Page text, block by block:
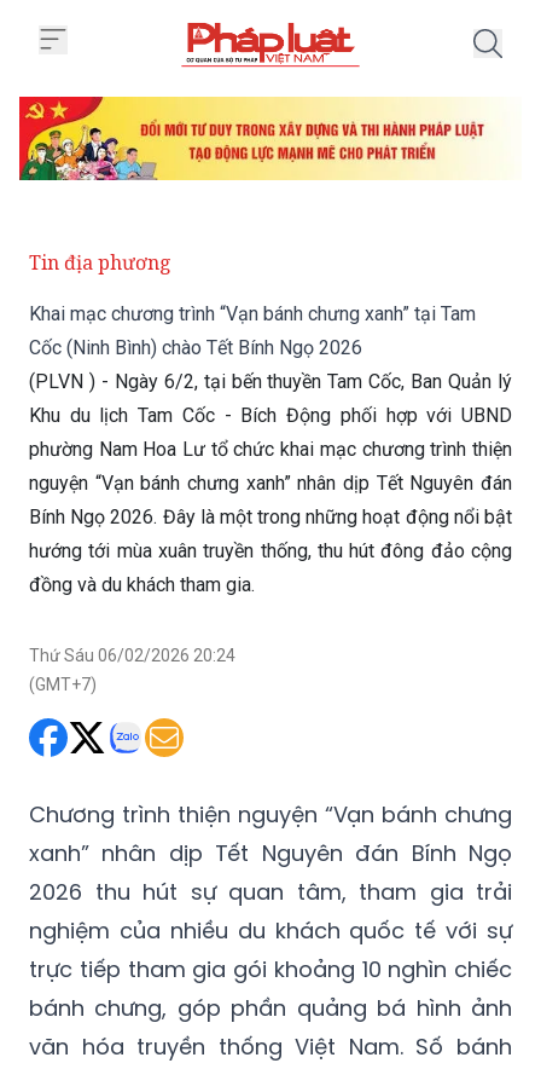
Tin địa phương
Khai mạc chương trình “Vạn bánh chưng xanh” tại Tam
Cốc (Ninh Bình) chào Tết Bính Ngọ 2026
(PLVN ) - Ngày 6/2, tại bến thuyền Tam Cốc, Ban Quản lý
Khu du lịch Tam Cốc - Bích Động phối hợp với UBND
phường Nam Hoa Lư tổ chức khai mạc chương trình thiện
nguyện “Vạn bánh chưng xanh” nhân dịp Tết Nguyên đán
Bính Ngọ 2026. Đây là một trong những hoạt động nổi bật
hướng tới mùa xuân truyền thống, thu hút đông đảo cộng
đồng và du khách tham gia.
Thứ Sáu 06/02/2026 20:24
(GMT+7)
Chương trình thiện nguyện “Vạn bánh chưng
xanh” nhân dịp Tết Nguyên đán Bính Ngọ
2026 thu hút sự quan tâm, tham gia trải
nghiệm của nhiều du khách quốc tế với sự
trực tiếp tham gia gói khoảng 10 nghìn chiếc
bánh chưng, góp phần quảng bá hình ảnh
văn hóa truyền thống Việt Nam. Số bánh